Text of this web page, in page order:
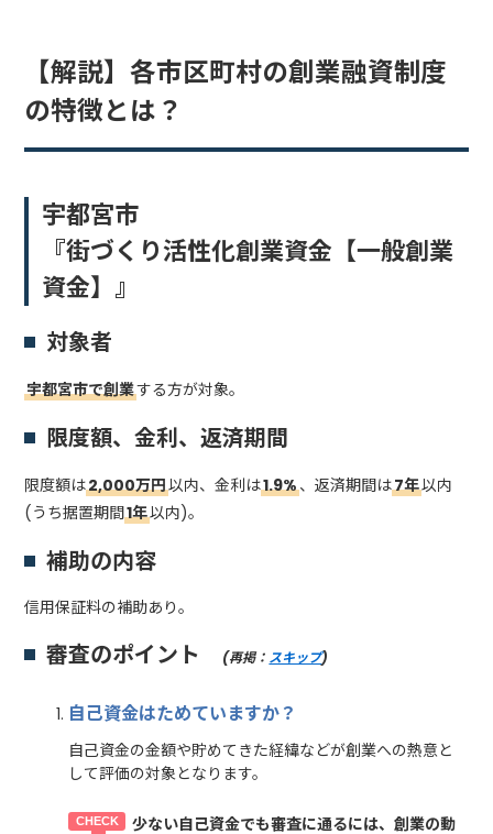
【解説】各市区町村の創業融資制度
の特徴とは？
宇都宮市
『街づくり活性化創業資金【一般創業
資金】』
対象者
宇都宮市で創業する方が対象。
限度額、金利、返済期間
限度額は2,000万円以内、金利は1.9%、返済期間は7年以内
(うち据置期間1年以内)。
補助の内容
信用保証料の補助あり。
審査のポイント (再掲： スキップ)
自己資金はためていますか？
自己資金の金額や貯めてきた経緯などが創業への熱意と
して評価の対象となります。
少ない自己資金でも審査に通るには、創業の動